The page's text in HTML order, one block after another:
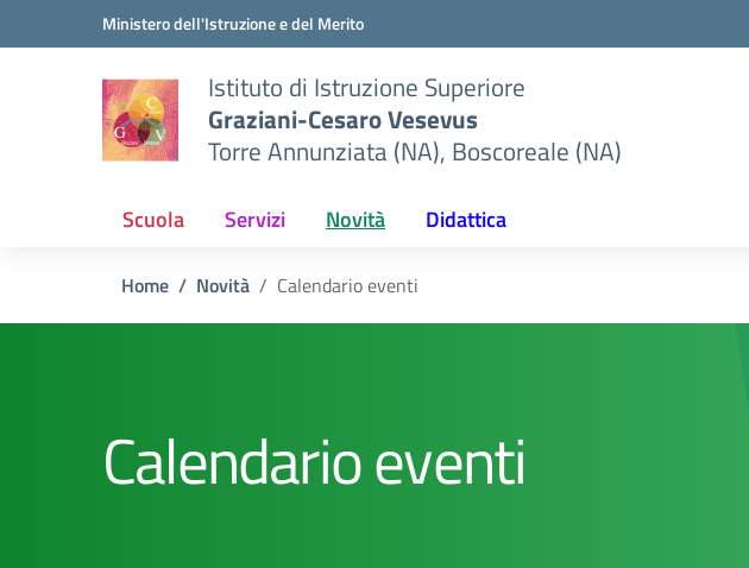
Vai ai contenuti
Vai al menu di navigazioneMinistero dell'Istruzione e del Merito
Istituto di Istruzione Superiore
Graziani-Cesaro Vesevus
Torre Annunziata (NA), Boscoreale (NA)
Scuola Servizi Novità Didattica
Home Novità Calendario eventi
Calendario eventi